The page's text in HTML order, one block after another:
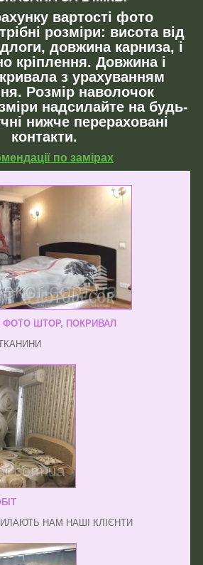
вартості фото
розміри: висота від
довжина карниза, і
кріплення. Довжина і
з урахуванням
Розмір наволочок
надсилайте на будь-
нижче перераховані
контакти.
по замірах
ФОТО ШТОР, ПОКРИВАЛ
НАМ НАШІ КЛІЄНТИ